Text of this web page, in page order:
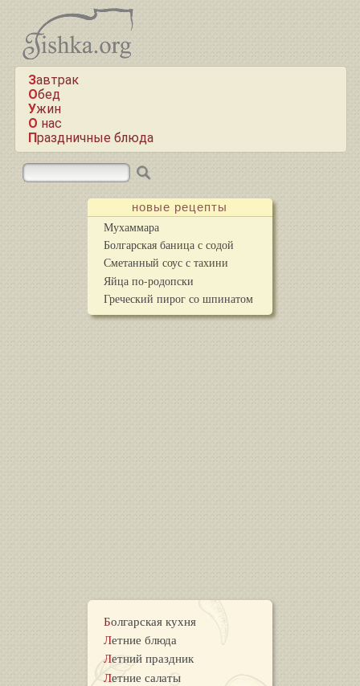
Завтрак
Обед
Ужин
О нас
Праздничные блюда
новые рецепты
Мухаммара
Болгарская баница с содой
Сметанный соус с тахини
Яйца по-родопски
Греческий пирог со шпинатом
Болгарская кухня
Летние блюда
Летний праздник
Летние салаты